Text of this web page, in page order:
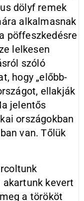
dölyf remek
alkalmasnak
pöffeszkedésre
lelkesen
szóló
hogy „előbb-
ellakják
jelentős
országokban
van. Tőlük
kevert
a törököt